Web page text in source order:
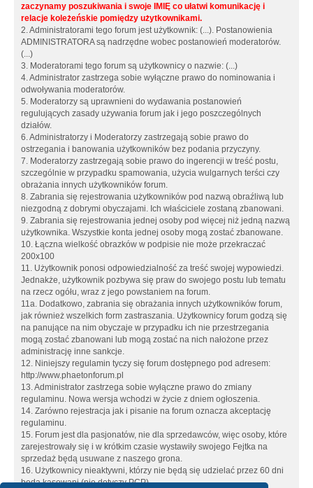
zaczynamy poszukiwania i swoje IMIĘ co ułatwi komunikację i
relacje koleżeńskie pomiędzy użytkownikami.
2. Administratorami tego forum jest użytkownik: (...). Postanowienia
ADMINISTRATORA są nadrzędne wobec postanowień moderatorów.
(...)
3. Moderatorami tego forum są użytkownicy o nazwie: (...)
4. Administrator zastrzega sobie wyłączne prawo do nominowania i
odwoływania moderatorów.
5. Moderatorzy są uprawnieni do wydawania postanowień
regulujących zasady używania forum jak i jego poszczególnych
działów.
6. Administratorzy i Moderatorzy zastrzegają sobie prawo do
ostrzegania i banowania użytkowników bez podania przyczyny.
7. Moderatorzy zastrzegają sobie prawo do ingerencji w treść postu,
szczególnie w przypadku spamowania, użycia wulgarnych terści czy
obrażania innych użytkowników forum.
8. Zabrania się rejestrowania użytkowników pod nazwą obraźliwą lub
niezgodną z dobrymi obyczajami. Ich właściciele zostaną zbanowani.
9. Zabrania się rejestrowania jednej osoby pod więcej niż jedną nazwą
użytkownika. Wszystkie konta jednej osoby mogą zostać zbanowane.
10. Łączna wielkość obrazków w podpisie nie może przekraczać
200x100
11. Użytkownik ponosi odpowiedzialność za treść swojej wypowiedzi.
Jednakże, użytkownik pozbywa się praw do swojego postu lub tematu
na rzecz ogółu, wraz z jego powstaniem na forum.
11a. Dodatkowo, zabrania się obrażania innych użytkowników forum,
jak również wszelkich form zastraszania. Użytkownicy forum godzą się
na panujące na nim obyczaje w przypadku ich nie przestrzegania
mogą zostać zbanowani lub mogą zostać na nich nałożone przez
administrację inne sankcje.
12. Niniejszy regulamin tyczy się forum dostępnego pod adresem:
http://www.phaetonforum.pl
13. Administrator zastrzega sobie wyłączne prawo do zmiany
regulaminu. Nowa wersja wchodzi w życie z dniem ogłoszenia.
14. Zarówno rejestracja jak i pisanie na forum oznacza akceptację
regulaminu.
15. Forum jest dla pasjonatów, nie dla sprzedawców, więc osoby, które
zarejestrowały się i w krótkim czasie wystawiły swojego Fejtka na
sprzedaż będą usuwane z naszego grona.
16. Użytkownicy nieaktywni, którzy nie będą się udzielać przez 60 dni
będą kasowani (nie dotyczy PCP)